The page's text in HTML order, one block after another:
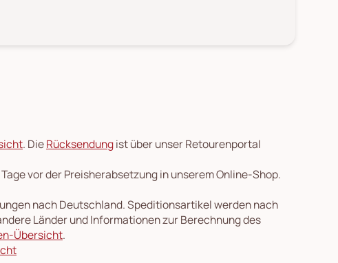
. DieRücksendungist über unser Retourenportal
vor der Preisherabsetzung in unserem Online-Shop.
nach Deutschland. Speditionsartikel werden nach
Länder und Informationen zur Berechnung des
Übersicht.